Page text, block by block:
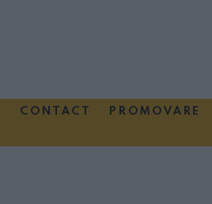
CONTACT
PROMOVARE